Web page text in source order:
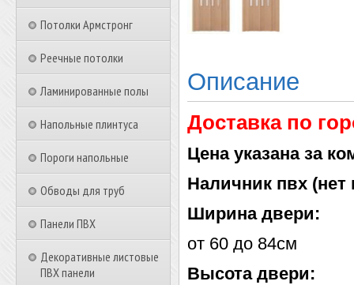
Потолки Армстронг
Реечные потолки
Ламинированные полы
Напольные плинтуса
Пороги напольные
Обводы для труб
Панели ПВХ
Декоративные листовые
ПВХ панели
Описание
Доставка по
Цена указана за
Наличник пвх (нет
Ширина двери:
от 60 до 84см
Высота двери: